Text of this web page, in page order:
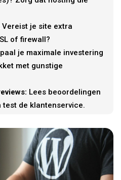
Vereist je site extra
of firewall?
je maximale investering
met gunstige
Lees beoordelingen
de klantenservice.